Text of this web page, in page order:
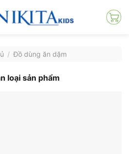
/ Đồ dùng ăn dặm
loại sản phẩm